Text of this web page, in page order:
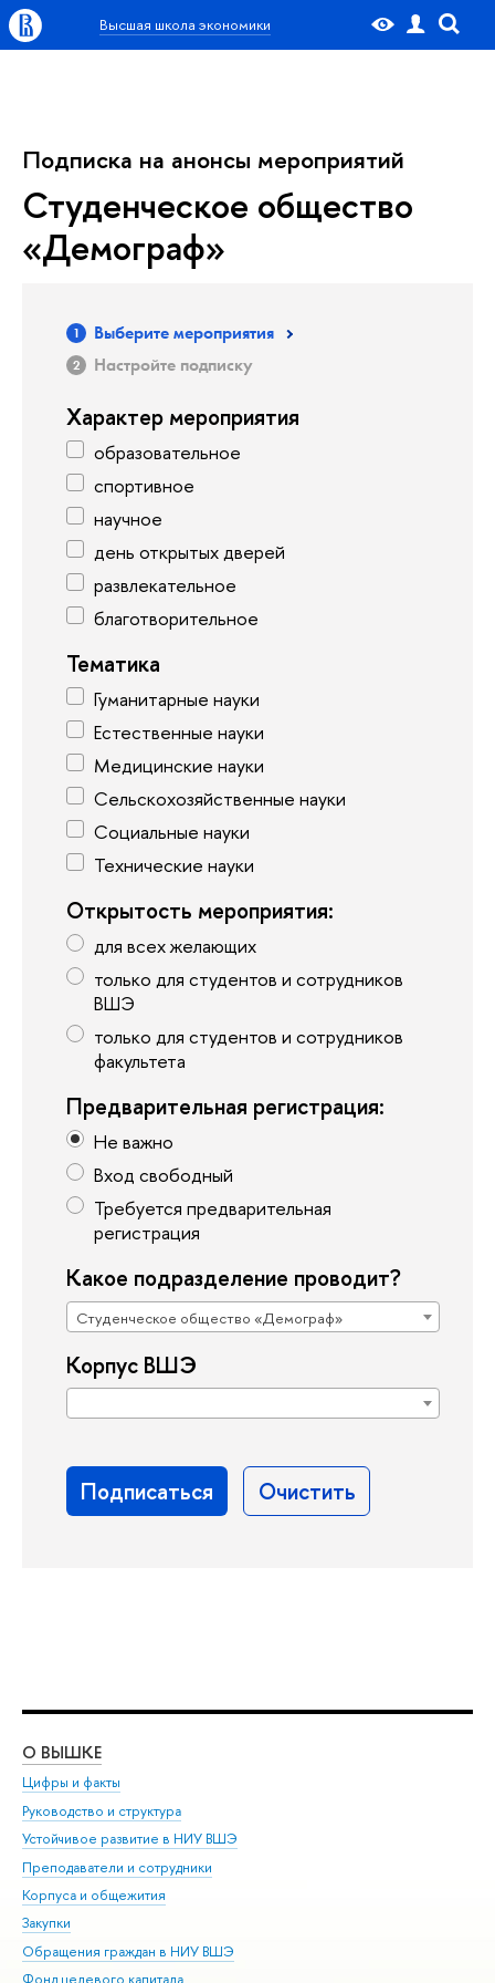
Высшая школа экономики
Подписка на анонсы мероприятий
Студенческое общество
«Демограф»
Выберите мероприятия
Настройте подписку
Характер мероприятия
образовательное
спортивное
научное
день открытых дверей
развлекательное
благотворительное
Тематика
Гуманитарные науки
Естественные науки
Медицинские науки
Сельскохозяйственные науки
Социальные науки
Тех­ничес­кие науки
Открытость мероприятия:
для всех желающих
только для студентов и сотрудников
ВШЭ
только для студентов и сотрудников
факультета
Предварительная регистрация:
Не важно
Вход свободный
Требуется предварительная
регистрация
Какое подразделение проводит?
Студенческое общество «Демограф»
Корпус ВШЭ
О ВЫШКЕ
Цифры и факты
Руководство и структура
Устойчивое развитие в НИУ ВШЭ
Преподаватели и сотрудники
Корпуса и общежития
Закупки
Обращения граждан в НИУ ВШЭ
Фонд целевого капитала